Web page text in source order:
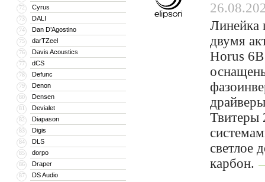
72 Cyrus
73 DALI
74 Dan D’Agostino
75 darTZeel
76 Davis Acoustics
77 dCS
78 Defunc
79 Denon
80 Densen
81 Devialet
82 Diapason
83 Digis
84 DLS
85 dorpo
86 Draper
87 DS Audio
Линейка
двумя
Horus
светлое
карбон.